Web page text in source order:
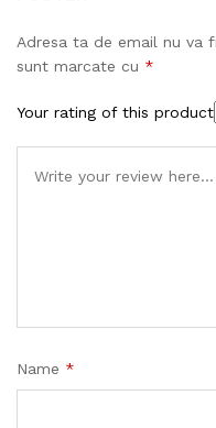
Adresa ta de email nu va
sunt marcate cu *
Your rating of this product
Name *